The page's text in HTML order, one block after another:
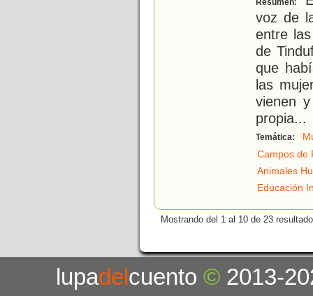
Resumen:
voz de
entre
de
que
las
vienen
propia...
Temática:
Campos de
Animales
Educación
Mostrando del 1 al 10 de 23
lupadelcuento© 2013-